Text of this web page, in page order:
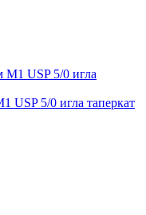
USP 5/0 игла таперкат